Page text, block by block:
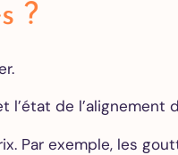
?
de l’alignement
Par exemple, les